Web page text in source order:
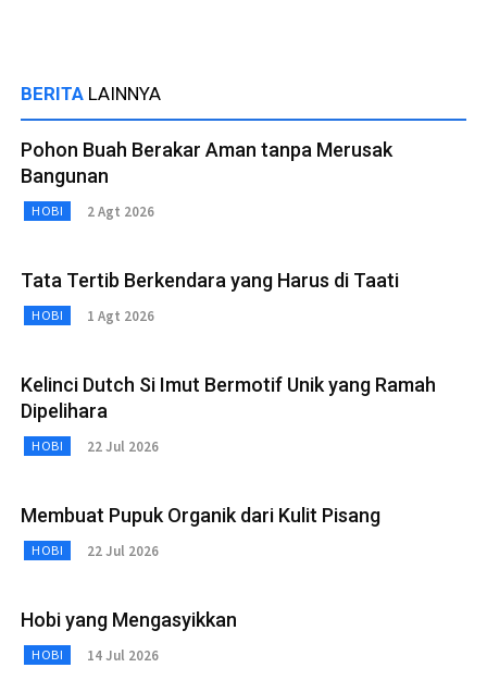
BERITA LAINNYA
Pohon Buah Berakar Aman tanpa Merusak
Bangunan
HOBI 2 Agt 2026
Tata Tertib Berkendara yang Harus di Taati
HOBI 1 Agt 2026
Kelinci Dutch Si Imut Bermotif Unik yang Ramah
Dipelihara
HOBI 22 Jul 2026
Membuat Pupuk Organik dari Kulit Pisang
HOBI 22 Jul 2026
Hobi yang Mengasyikkan
HOBI 14 Jul 2026